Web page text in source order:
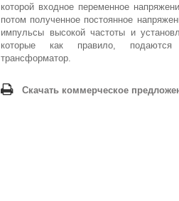
которой входное переменное
потом полученное постоянное
импульсы высокой частоты и
которые как правило,
трансформатор.
Скачать коммерческое